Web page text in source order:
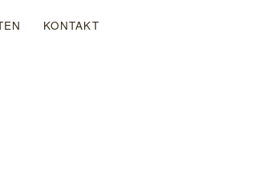
KONTAKT